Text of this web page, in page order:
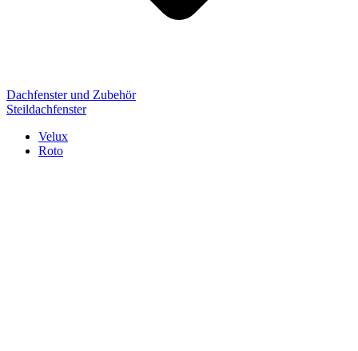
Dachfenster und Zubehör
Steildachfenster
Velux
Roto